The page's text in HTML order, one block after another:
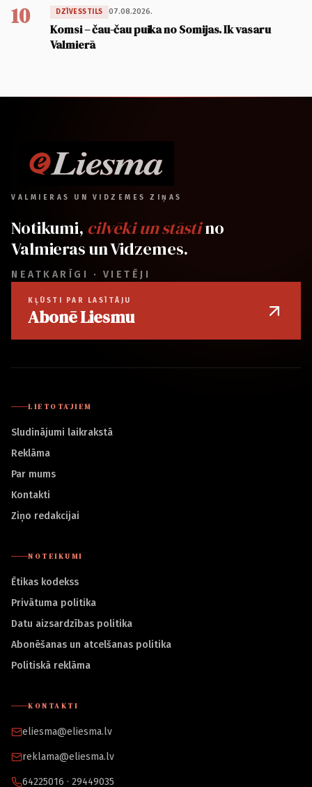
10 DZĪVESSTILS 07.08.2026.
Komsi – čau-čau puika no Somijas. Ik vasaru
Valmierā
VALMIERAS UN VIDZEMES ZIŅAS
Notikumi, cilvēki un stāstino
Valmieras un Vidzemes.
NEATKARĪGI · VIETĒJI
KĻŪSTI PAR LASĪTĀJU
Abonē Liesmu
LIETOTĀJIEM
Sludinājumi laikrakstā
Reklāma
Par mums
Kontakti
Ziņo redakcijai
NOTEIKUMI
Ētikas kodekss
Privātuma politika
Datu aizsardzības politika
Abonēšanas un atcelšanas politika
Politiskā reklāma
KONTAKTI
eliesma@eliesma.lv
reklama@eliesma.lv
64225016 · 29449035